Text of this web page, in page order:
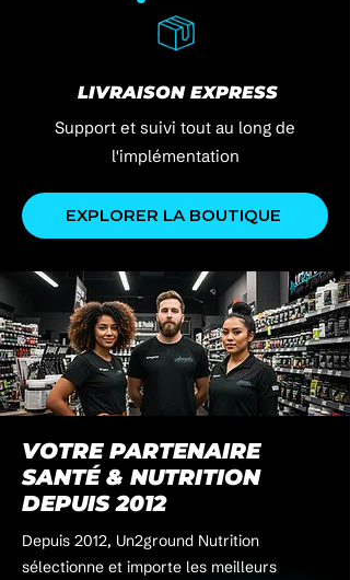
LIVRAISON EXPRESS
Support et suivi tout au long de
l'implémentation
EXPLORER LA BOUTIQUE
VOTRE PARTENAIRE
SANTÉ & NUTRITION
DEPUIS 2012
Depuis 2012, Un2ground Nutrition
sélectionne et importe les meilleurs